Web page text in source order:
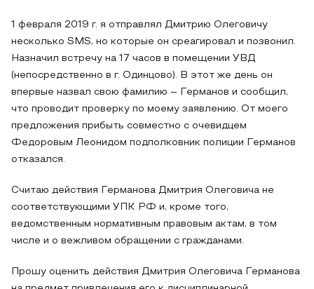
1 февраля 2019 г. я отправлял Дмитрию Олеговичу
несколько SMS, но которые он среагировал и позвонил.
Назначил встречу на 17 часов в помещении УВД
(непосредственно в г. Одинцово). В этот же день он
впервые назвал свою фамилию – Германов и сообщил,
что проводит проверку по моему заявлению. От моего
предложения прибыть совместно с очевидцем
Федоровым Леонидом подполковник полиции Германов
отказался.
Считаю действия Германова Дмитрия Олеговича не
соответствующими УПК РФ и, кроме того,
ведомственным нормативным правовым актам, в том
числе и о вежливом обращении с гражданами.
Прошу оценить действия Дмитрия Олеговича Германова